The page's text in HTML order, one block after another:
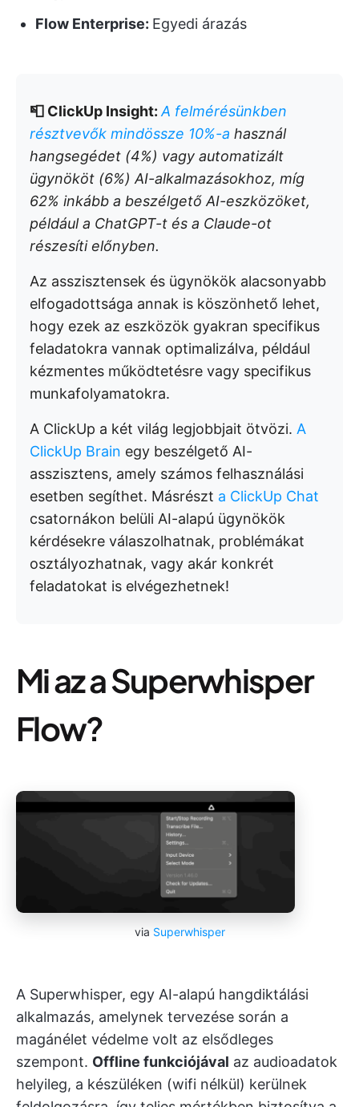
Flow Enterprise: Egyedi árazás
📮 ClickUp Insight: A felmérésünkben
résztvevők mindössze 10%-a használ
hangsegédet (4%) vagy automatizált
ügynököt (6%) AI-alkalmazásokhoz, míg
62% inkább a beszélgető AI-eszközöket,
például a ChatGPT-t és a Claude-ot
részesíti előnyben.
Az asszisztensek és ügynökök alacsonyabb
elfogadottsága annak is köszönhető lehet,
hogy ezek az eszközök gyakran specifikus
feladatokra vannak optimalizálva, például
kézmentes működtetésre vagy specifikus
munkafolyamatokra.
A ClickUp a két világ legjobbjait ötvözi. A
ClickUp Brain egy beszélgető AI-
asszisztens, amely számos felhasználási
esetben segíthet. Másrészt a ClickUp Chat
csatornákon belüli AI-alapú ügynökök
kérdésekre válaszolhatnak, problémákat
osztályozhatnak, vagy akár konkrét
feladatokat is elvégezhetnek!
Mi az a Superwhisper
Flow?
via Superwhisper
A Superwhisper, egy AI-alapú hangdiktálási
alkalmazás, amelynek tervezése során a
magánélet védelme volt az elsődleges
szempont. Offline funkciójával az audioadatok
helyileg, a készüléken (wifi nélkül) kerülnek